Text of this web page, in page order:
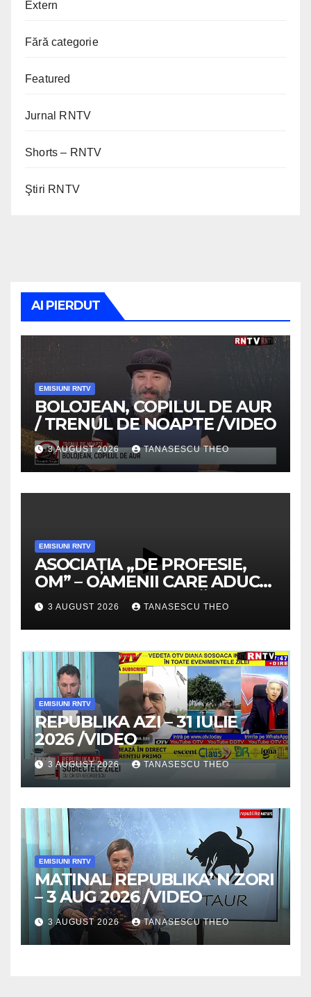
Extern
Fără categorie
Featured
Jurnal RNTV
Shorts – RNTV
Ştiri RNTV
AI PIERDUT
EMISIUNI RNTV
BOLOJEAN, COPILUL DE AUR
/ TRENUL DE NOAPTE /VIDEO
3 AUGUST 2026 TANASESCU THEO
EMISIUNI RNTV
ASOCIAȚIA „DE PROFESIE,
OM” – OAMENII CARE ADUC
VALOARE COMUNITĂȚII /
SECRETELE SUCCESULUI
/VIDEO
3 AUGUST 2026 TANASESCU THEO
EMISIUNI RNTV
REPUBLIKA AZI – 31 IULIE
2026 /VIDEO
3 AUGUST 2026 TANASESCU THEO
EMISIUNI RNTV
MATINAL REPUBLIKA’ N ZORI
– 3 AUG 2026 /VIDEO
3 AUGUST 2026 TANASESCU THEO